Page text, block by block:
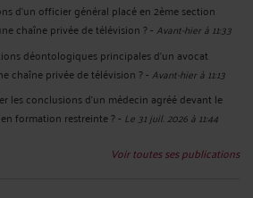
d’un officier général placé en 2ème section
chaîne privée de télévision ?-Avant-hier à 11:33
déontologiques principales d’un avocat
chaîne privée de télévision ?-Avant-hier à 11:13
les conclusions d’un médecin agréé devant le
formation restreinte ?- Le 31 juil. 2026 à 11:44
Voir toutes ses publications